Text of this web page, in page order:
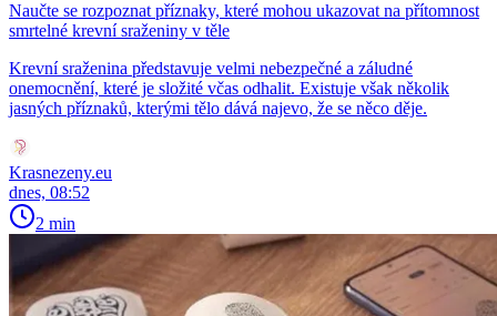
Naučte se rozpoznat příznaky, které mohou ukazovat na přítomnost
smrtelné krevní sraženiny v těle
Krevní sraženina představuje velmi nebezpečné a záludné
onemocnění, které je složité včas odhalit. Existuje však několik
jasných příznaků, kterými tělo dává najevo, že se něco děje.
Krasnezeny.eu
dnes, 08:52
2 min